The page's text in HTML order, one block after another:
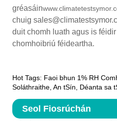
gréasáin
chuig
duit chomh luath agus is
chomhoibriú féideartha.
Hot Tags: Faoi bhun 1% RH
Soláthraithe, An tSín, Déanta sa
Seol Fiosrúchán